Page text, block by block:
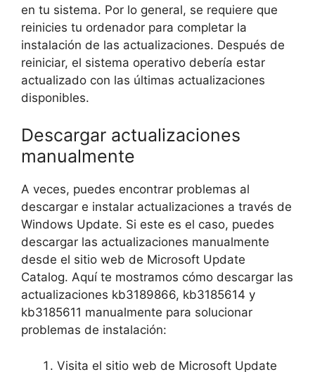
en tu sistema. Por lo general, se requiere que
reinicies tu ordenador para completar la
instalación de las actualizaciones. Después de
reiniciar, el sistema operativo debería estar
actualizado con las últimas actualizaciones
disponibles.
Descargar actualizaciones
manualmente
A veces, puedes encontrar problemas al
descargar e instalar actualizaciones a través de
Windows Update. Si este es el caso, puedes
descargar las actualizaciones manualmente
desde el sitio web de Microsoft Update
Catalog. Aquí te mostramos cómo descargar las
actualizaciones kb3189866, kb3185614 y
kb3185611 manualmente para solucionar
problemas de instalación:
Visita el sitio web de Microsoft Update